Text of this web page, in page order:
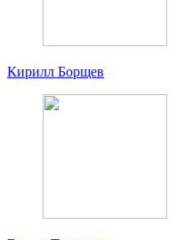
Кирилл Борщев